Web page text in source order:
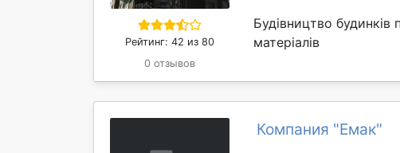
Рейтинг: 42 из 80
0 отзывов
Будівництво
матеріалів
Компания "Емак"